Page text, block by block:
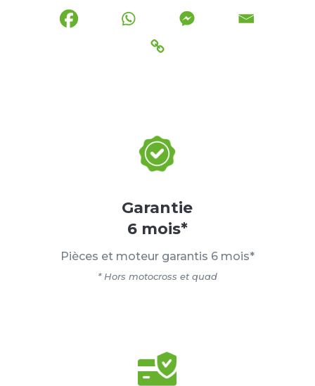
Garantie
6 mois*
Pièces et moteur garantis 6 mois*
* Hors motocross et quad